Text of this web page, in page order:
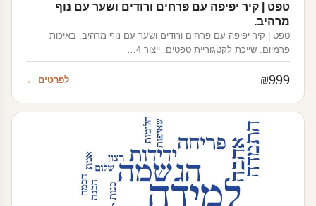
טפט | קיר יפיפה עם פרחים ורודים ושער עם נוף
מרהיב.
טפט | קיר יפיפה עם פרחים ורודים ושער עם נוף מרהיב. באיכות
פרמיום. שייכת לקטגוריית טפטים. ייצור 4…
₪999 לפרטים ←